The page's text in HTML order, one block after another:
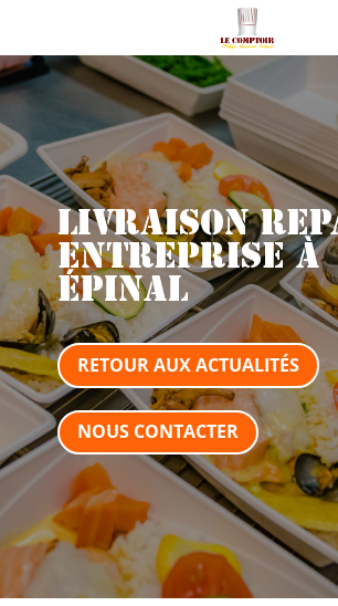
Livraison
entreprise à
Épinal
RETOUR AUX ACTUALITÉS
NOUS CONTACTER